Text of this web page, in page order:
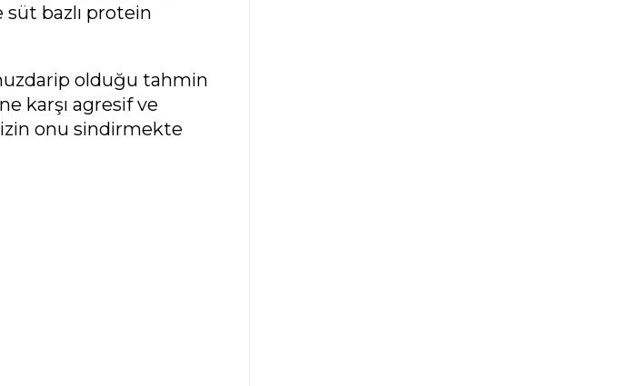
süt bazlı protein
olduğu tahmin
karşı agresif ve
onu sindirmekte